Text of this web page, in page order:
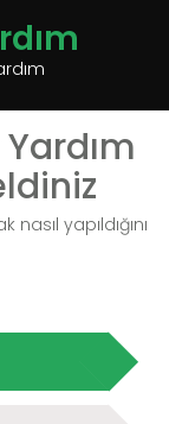
yapıldığını